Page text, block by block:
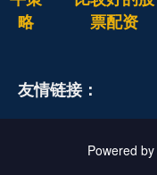
略
票配资
友情链接：
Powered by